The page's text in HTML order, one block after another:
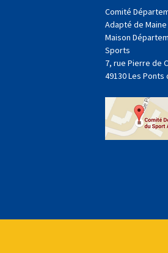
articlesComité
Adapté de
Maison
Sports
7, rue Pierre de
49130 Les Ponts